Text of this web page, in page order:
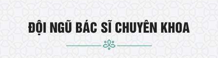
ĐỘI NGŨ BÁC SĨ CHUYÊN KHOA